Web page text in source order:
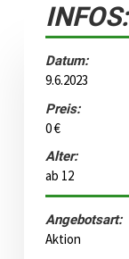
INFOS:
Datum:
9.6.2023
Preis:
0 €
Alter:
ab 12
Angebotsart:
Aktion